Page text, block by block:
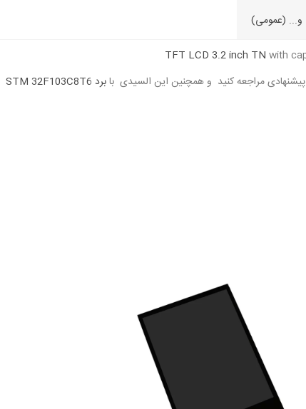
و... (عمومی)
TFT LCD 3.2 inch TN with
مراجعه کنید و همچنین این السیدی بابرد STM 32F103C8T6